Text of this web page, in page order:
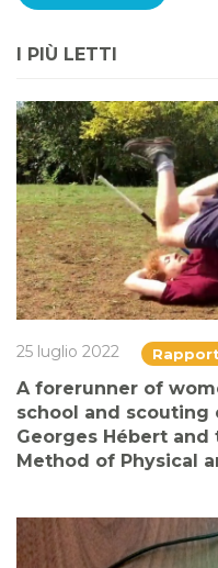
I PIÙ LETTI
25 luglio 2022
A forerunner of
school and scouting
Georges Hébert
Method of Physical